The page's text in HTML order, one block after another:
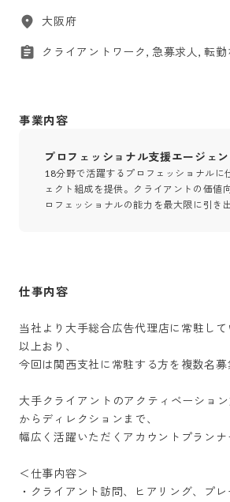
大阪府
クライアントワーク, 急募求人, 転
事業内容
プロフェッショナル支援エージェ
18分野で活躍するプロフェッショナルに
ェクト組成を提供。クライアントの価値
ロフェッショナルの能力を最大限に引き
仕事内容
当社より大手総合広告代理店に常駐し
以上おり、
今回は関西支社に常駐する方を複数名募
大手クライアントのアクティベーショ
からディレクションまで、
幅広く活躍いただくアカウントプランナ
＜仕事内容＞
・クライアント訪問、ヒアリング、プ